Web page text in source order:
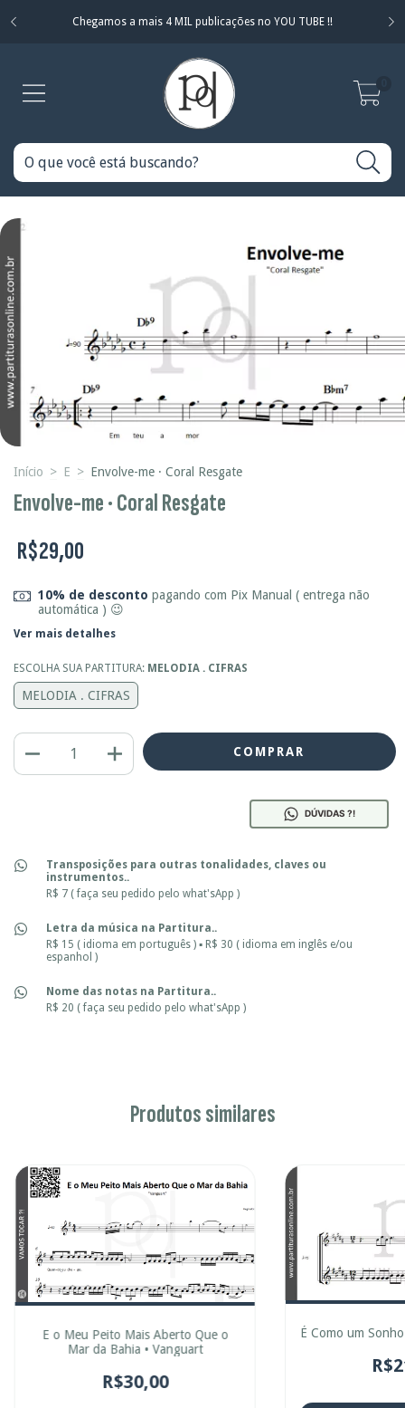
Chegamos a mais 4 MIL publicações no YOU TUBE !!
Início > E > Envolve-me · Coral Resgate
Envolve-me · Coral Resgate
R$29,00
10% de desconto pagando com Pix Manual ( entrega não
automática ) 😉
Ver mais detalhes
ESCOLHA SUA PARTITURA: MELODIA . CIFRAS
MELODIA . CIFRAS
DÚVIDAS ?!
Transposições para outras tonalidades, claves ou
instrumentos..
R$ 7 ( faça seu pedido pelo what'sApp )
Letra da música na Partitura..
R$ 15 ( idioma em português ) ▪ R$ 30 ( idioma em inglês e/ou
espanhol )
Nome das notas na Partitura..
R$ 20 ( faça seu pedido pelo what'sApp )
Produtos similares
E o Meu Peito Mais Aberto Que o
Mar da Bahia • Vanguart
R$30,00
É Como um